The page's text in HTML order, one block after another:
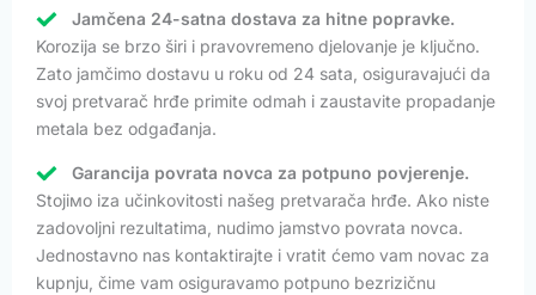
Jamčena 24-satna dostava za hitne popravke.
Korozija se brzo širi i pravovremeno djelovanje je ključno.
Zato jamčimo dostavu u roku od 24 sata, osiguravajući da
svoj pretvarač hrđe primite odmah i zaustavite propadanje
metala bez odgađanja.
Garancija povrata novca za potpuno povjerenje.
Stojiмо iza učinkovitosti našeg pretvarača hrđe. Ako niste
zadovoljni rezultatima, nudimo jamstvo povrata novca.
Jednostavno nas kontaktirajte i vratit ćemo vam novac za
kupnju, čime vam osiguravamo potpuno bezrizičnu